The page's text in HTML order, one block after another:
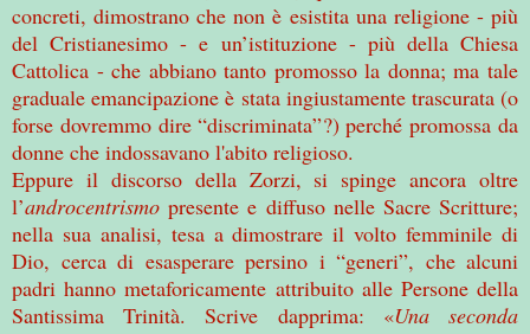
concreti, dimostrano che non è esistita una religione - più
del Cristianesimo - e un’istituzione - più della Chiesa
Cattolica - che abbiano tanto promosso la donna; ma tale
graduale emancipazione è stata ingiustamente trascurata (o
forse dovremmo dire “discriminata”?) perché promossa da
donne che indossavano l'abito religioso.
Eppure il discorso della Zorzi, si spinge ancora oltre
l’androcentrismo presente e diffuso nelle Sacre Scritture;
nella sua analisi, tesa a dimostrare il volto femminile di
Dio, cerca di esasperare persino i “generi”, che alcuni
padri hanno metaforicamente attribuito alle Persone della
Santissima Trinità. Scrive dapprima: «Una seconda